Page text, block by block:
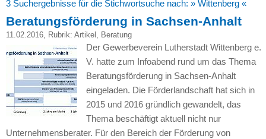
3 Suchergebnisse für die Stichwortsuche nach: » Wittenberg «
Beratungsförderung in Sachsen-Anhalt
11.02.2016, Rubrik: Artikel , Beratung
Der Gewerbeverein Lutherstadt Wittenberg e.
V. hatte zum Infoabend rund um das Thema
Beratungsförderung in Sachsen-Anhalt
eingeladen. Die Förderlandschaft hat sich in
2015 und 2016 gründlich gewandelt, das
Thema beschäftigt aktuell nicht nur
Unternehmensberater. Für den Bereich der Förderung von